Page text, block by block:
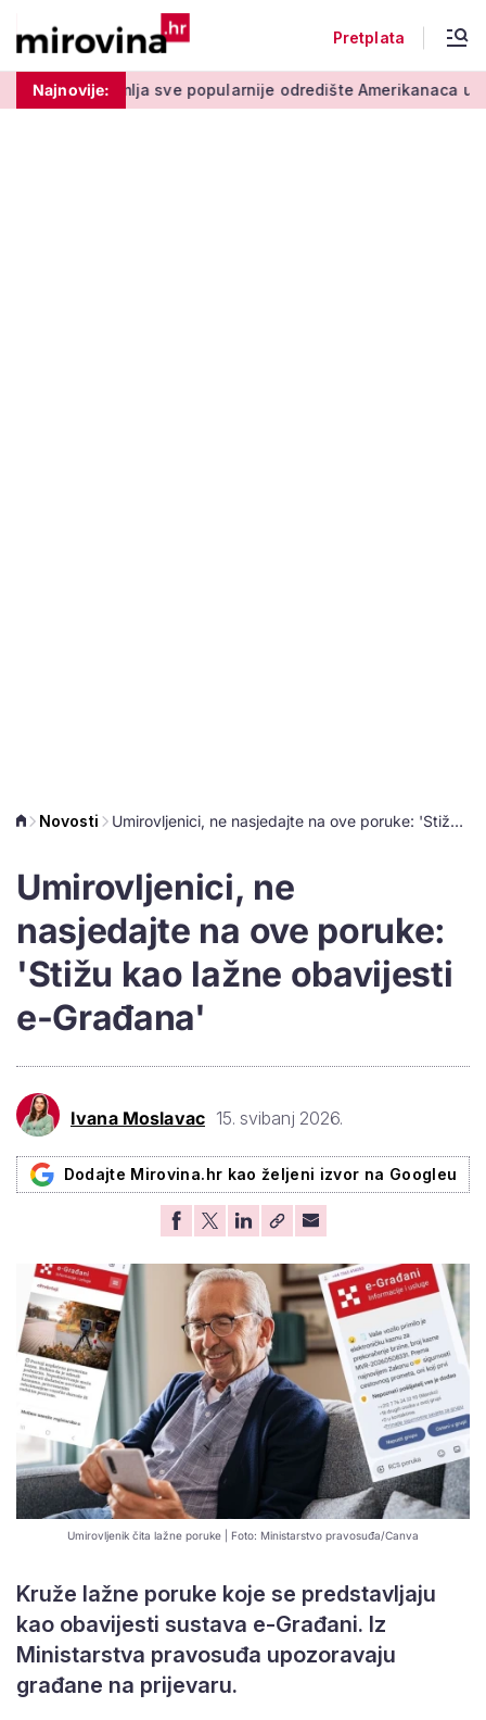
Pretplata
Najnovije:
popularnije odredište Amerikanaca u mirovini: Pruža mir i
Novosti Umirovljenici, ne nasjedajte na ove poruke: 'Stižu kao lažne obavijesti e-Građana'
Umirovljenici, ne
nasjedajte na ove poruke:
'Stižu kao lažne obavijesti
e-Građana'
Ivana Moslavac 15. svibanj 2026.
Dodajte Mirovina.hr kao željeni izvor na Googleu
Umirovljenik čita lažne poruke | Foto: Ministarstvo pravosuđa/Canva
Kruže lažne poruke koje se predstavljaju
kao obavijesti sustava e-Građani. Iz
Ministarstva pravosuđa upozoravaju
građane na prijevaru.